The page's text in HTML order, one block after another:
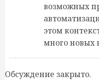
возможных
этом
много новых
Обсуждение закрыто.